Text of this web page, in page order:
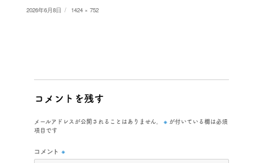
Posted
2026年6月8日
Full
1424 × 752
コメントを残す
メールアドレスが公開されることはありません。 ※ が付いている欄は必須
項目です
コメント ※